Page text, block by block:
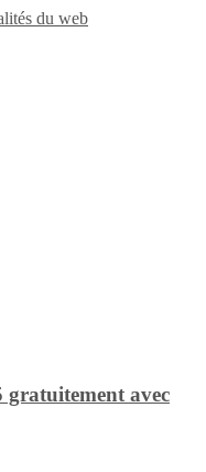
du web
gratuitement avec